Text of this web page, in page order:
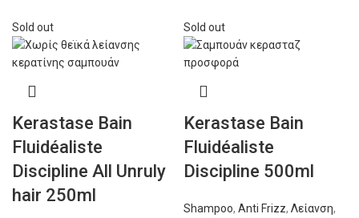
Sold out
Kerastase Bain
Fluidéaliste
Discipline All Unruly
hair 250ml
Sold out
Kerastase Bain
Fluidéaliste
Discipline 500ml
Shampoo, Anti Frizz, Λείανση,